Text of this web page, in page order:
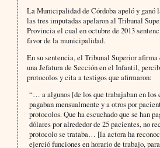
La Municipalidad de Córdoba apeló y ganó
las tres imputadas apelaron al Tribunal
Provincia el cual en octubre de 2013
favor de la municipalidad.
En su sentencia, el Tribunal Superior afirma
una Jefatura de Sección en el Infantil,
protocolos y cita a testigos que afirmaron:
“… a algunos [de los que trabajaban en los
pagaban mensualmente y a otros por
protocolos. Que ha escuchado que se han
dólares por alrededor de 25 pacientes, no
protocolo se trataba… [la actora ha
ejerció funciones en horario de trabajo,